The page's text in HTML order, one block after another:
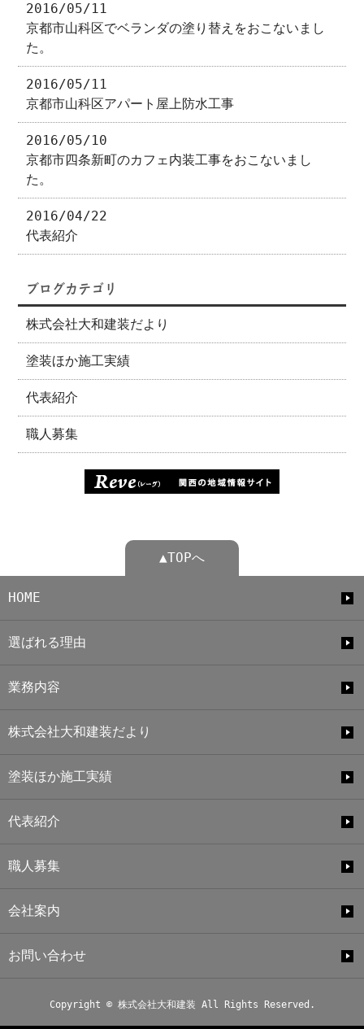
2016/05/11
京都市山科区でベランダの塗り替えをおこないまし
た。
2016/05/11
京都市山科区アパート屋上防水工事
2016/05/10
京都市四条新町のカフェ内装工事をおこないまし
た。
2016/04/22
代表紹介
ブログカテゴリ
株式会社大和建装だより
塗装ほか施工実績
代表紹介
職人募集
▲TOPへ
HOME
選ばれる理由
業務内容
株式会社大和建装だより
塗装ほか施工実績
代表紹介
職人募集
会社案内
お問い合わせ
Copyright © 株式会社大和建装 All Rights Reserved.